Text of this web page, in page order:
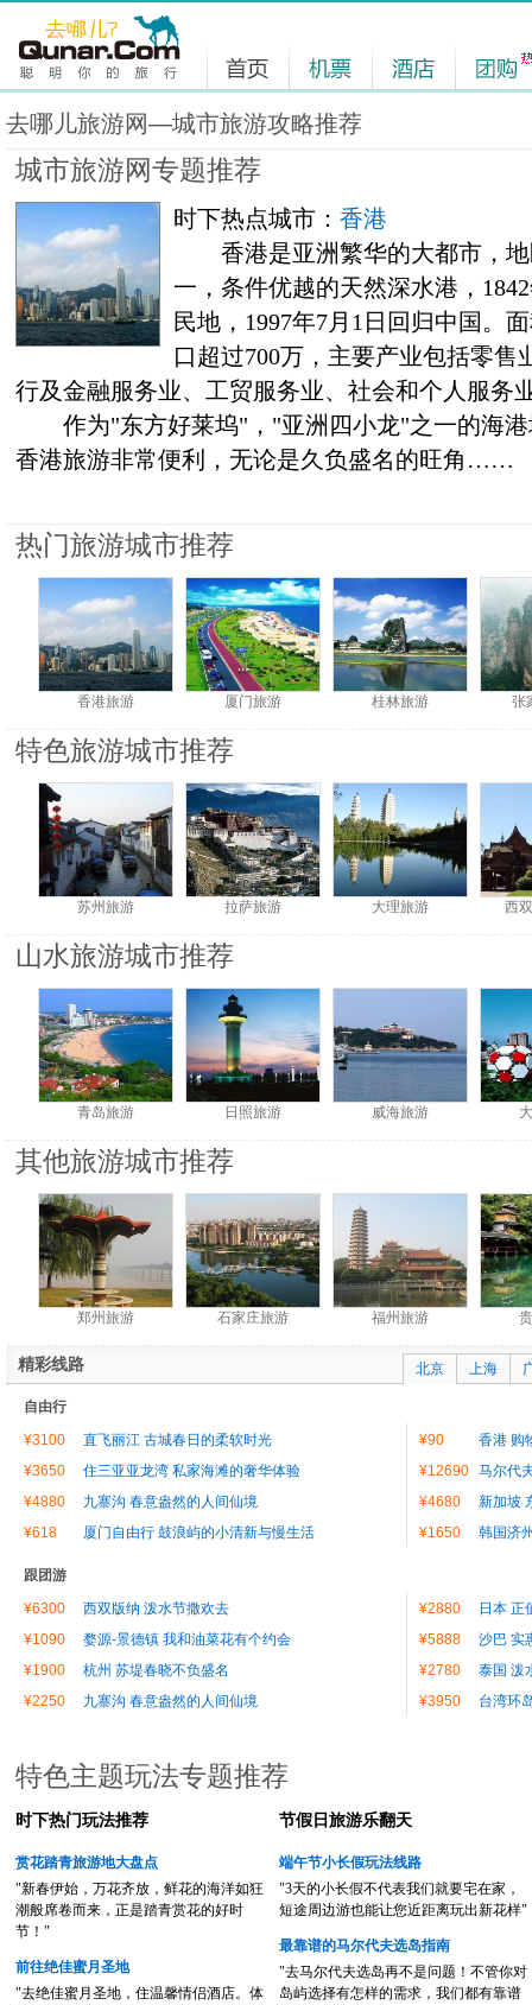
去哪儿旅游网—城市旅游攻略推荐
城市旅游网专题推荐
时下热点城市： 香港
香港是亚洲繁华的大都市，地
一，条件优越的天然深水港，
民地，1997年7月1日回归中国。
口超过700万，主要产业包括零售
行及金融服务业、工贸服务业、社会和个人服务
作为"东方好莱坞"，"亚洲四小龙"之一的海港
香港旅游非常便利，无论是久负盛名的旺角……
热门旅游城市推荐
香港旅游 厦门旅游 桂林旅游 张
特色旅游城市推荐
苏州旅游 拉萨旅游 大理旅游 西
山水旅游城市推荐
青岛旅游 日照旅游 威海旅游
其他旅游城市推荐
郑州旅游 石家庄旅游 福州旅游
北京 上海
精彩线路
自由行
¥3100
直飞丽江 古城春日的柔软时光 ¥90
香港 购
¥3650
住三亚亚龙湾 私家海滩的奢华体验 ¥12690 马尔代
¥4880
九寨沟 春意盎然的人间仙境 ¥4680
新加坡
¥618
厦门自由行 鼓浪屿的小清新与慢生活 ¥1650 韩国济
跟团游
¥6300
西双版纳 泼水节撒欢去 ¥2880
日本 正
¥1090
婺源-景德镇 我和油菜花有个约会 ¥5888
沙巴 实
¥1900
杭州 苏堤春晓不负盛名 ¥2780
泰国 泼
¥2250
九寨沟 春意盎然的人间仙境 ¥3950 台湾环
特色主题玩法专题推荐
时下热门玩法推荐
赏花踏青旅游地大盘点
"新春伊始，万花齐放，鲜花的海洋如狂
潮般席卷而来，正是踏青赏花的好时
节！"
前往绝佳蜜月圣地
"去绝佳蜜月圣地，住温馨情侣酒店。体
节假日旅游乐翻天
端午节小长假玩法线路
"3天的小长假不代表我们就要宅在家，
短途周边游也能让您近距离玩出新花样"
最靠谱的马尔代夫选岛指南
"去马尔代夫选岛再不是问题！不管你对
岛屿选择有怎样的需求，我们都有靠谱